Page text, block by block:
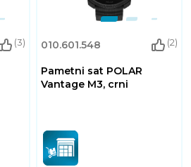
(3) 010.601.548 (2)
Pametni sat POLAR
Vantage M3, crni